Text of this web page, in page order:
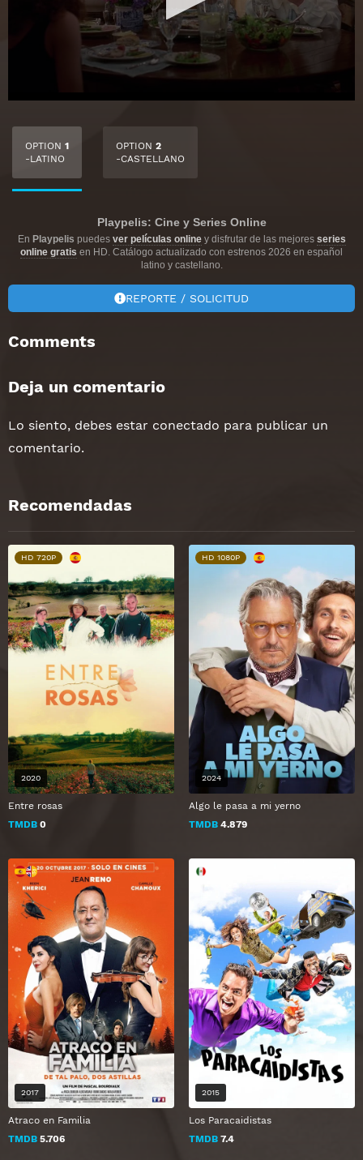
OPTION 1
-LATINO
OPTION 2
-CASTELLANO
Playpelis: Cine y Series Online
En Playpelis puedes ver películas onliney disfrutar de las mejores series
online gratis en HD. Catálogo actualizado con estrenos 2026 en español
latino y castellano.
REPORTE / SOLICITUD
Comments
Deja un comentario
Lo siento, debes estar conectado para publicar un
comentario.
Recomendadas
Entre rosas
TMDB 0
HD 720P
2020
Algo le pasa a mi yerno
TMDB 4.879
HD 1080P
2024
Atraco en Familia
TMDB 5.706
2017
Los Paracaidistas
TMDB 7.4
2015